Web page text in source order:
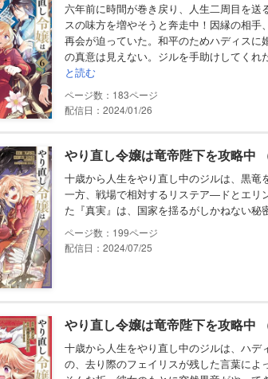
六年前に時間が巻き戻り、人生二周目を送
スの味方を増やそうと奔走中！因縁の相
再会が迫っていた。和平のためハディス
の真意は見えない。ジルを手助けしてく
と読む
183
配信日：2024/01/26
やり直し令嬢は竜帝陛下を攻略中
十歳から人生をやり直し中のジルは、黒
一方、戦場で相対するリステア―ドとエリ
た『真実』は、国家を揺るがしかねない秘
199
配信日：2024/07/25
やり直し令嬢は竜帝陛下を攻略中
十歳から人生をやり直し中のジルは、ハ
の、去り際のフェイリスが残した言葉によ